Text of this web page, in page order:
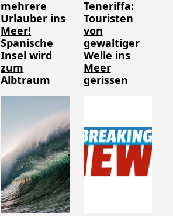
mehrere
Urlauber ins
Meer!
Spanische
Insel wird
zum
Albtraum
Teneriffa:
Touristen
von
gewaltiger
Welle ins
Meer
gerissen